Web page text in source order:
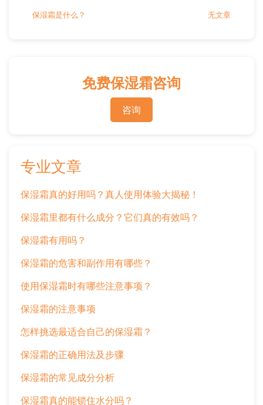
保湿霜是什么？ 无文章
免费保湿霜咨询
咨询
专业文章
保湿霜真的好用吗？真人使用体验大揭秘！
保湿霜里都有什么成分？它们真的有效吗？
保湿霜有用吗？
保湿霜的危害和副作用有哪些？
使用保湿霜时有哪些注意事项？
保湿霜的注意事项
怎样挑选最适合自己的保湿霜？
保湿霜的正确用法及步骤
保湿霜的常见成分分析
保湿霜真的能锁住水分吗？